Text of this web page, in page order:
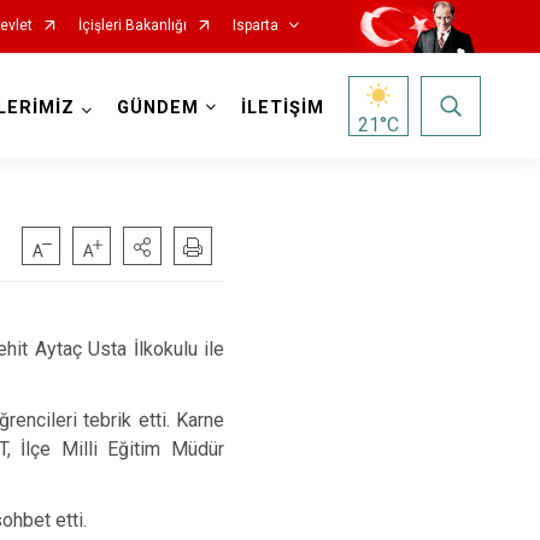
İçişleri Bakanlığı Isparta
Sütçüler
GÜNDEM İLETİŞİM
21°C
Aytaç Usta İlkokulu ile
tebrik etti. Karne
İlçe Milli Eğitim Müdür
etti.